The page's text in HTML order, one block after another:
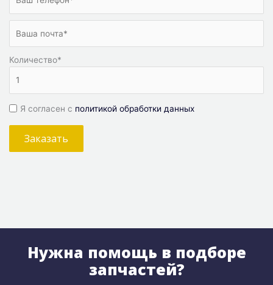
Количество*
Я согласен с политикой обработки данных
Заказать
Нужна помощь в подборе
запчастей?